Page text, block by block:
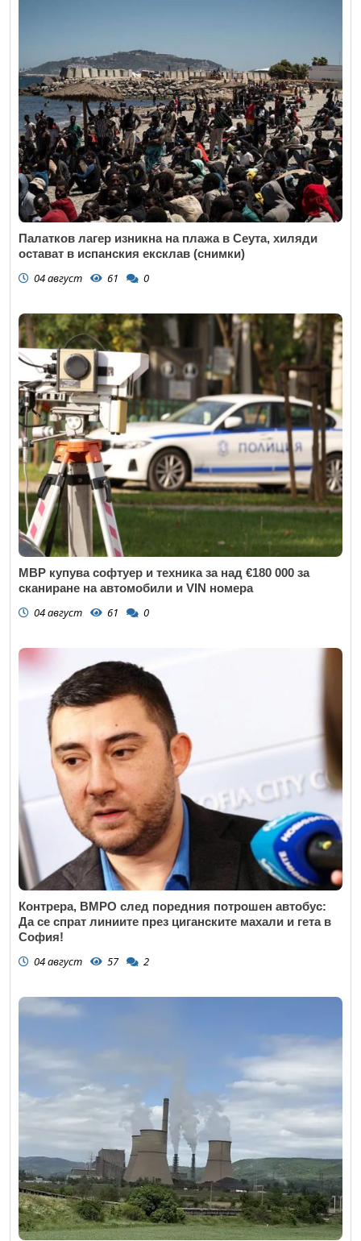
Палатков лагер изникна на плажа в Сеута, хиляди
остават в испанския ексклав (снимки)
04 август 61 0
МВР купува софтуер и техника за над €180 000 за
сканиране на автомобили и VIN номера
04 август 61 0
Контрера, ВМРО след поредния потрошен автобус:
Да се спрат линиите през циганските махали и гета в
София!
04 август 57 2